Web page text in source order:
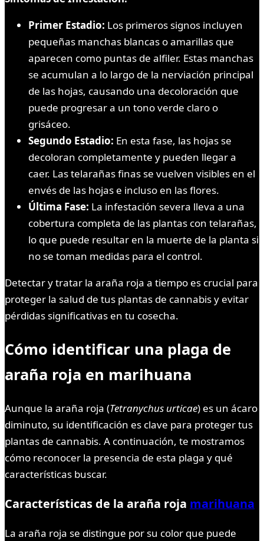
Primer Estadio: Los primeros signos incluyen
pequeñas manchas blancas o amarillas que
aparecen como puntas de alfiler. Estas manchas
se acumulan a lo largo de la nerviación principal
de las hojas, causando una decoloración que
puede progresar a un tono verde claro o
grisáceo.
Segundo Estadio: En esta fase, las hojas se
decoloran completamente y pueden llegar a
caer. Las telarañas finas se vuelven visibles en el
envés de las hojas e incluso en las flores.
Última Fase: La infestación severa lleva a una
cobertura completa de las plantas con telarañas,
lo que puede resultar en la muerte de la planta si
no se toman medidas para el control.
Detectar y tratar la araña roja a tiempo es crucial para
proteger la salud de tus plantas de cannabis y evitar
pérdidas significativas en tu cosecha.
Cómo identificar una plaga de
araña roja en marihuana
Aunque la araña roja (Tetranychus urticae) es un ácaro
diminuto, su identificación es clave para proteger tus
plantas de cannabis. A continuación, te mostramos
cómo reconocer la presencia de esta plaga y qué
características buscar.
Características de la araña roja marihuana
La araña roja se distingue por su color que puede